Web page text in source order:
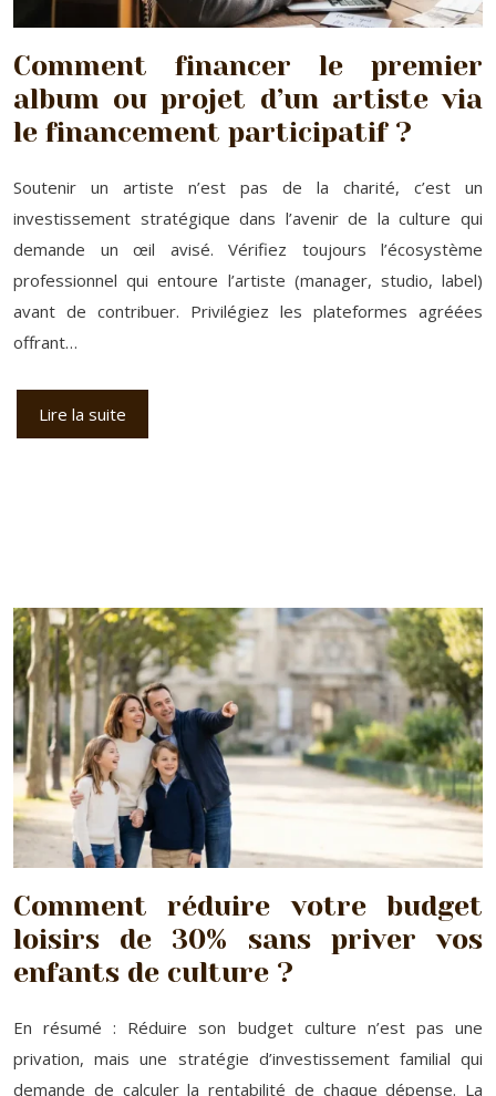
Comment financer le premier
album ou projet d’un artiste via
le financement participatif ?
Soutenir un artiste n’est pas de la charité, c’est un
investissement stratégique dans l’avenir de la culture qui
demande un œil avisé. Vérifiez toujours l’écosystème
professionnel qui entoure l’artiste (manager, studio, label)
avant de contribuer. Privilégiez les plateformes agréées
offrant…
Lire la suite
Comment réduire votre budget
loisirs de 30% sans priver vos
enfants de culture ?
En résumé : Réduire son budget culture n’est pas une
privation, mais une stratégie d’investissement familial qui
demande de calculer la rentabilité de chaque dépense. La